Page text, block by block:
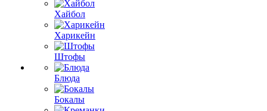
Хайбол
Харикейн
Штофы
Блюда
Бокалы